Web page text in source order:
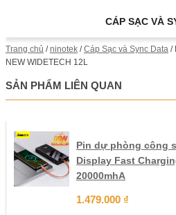
CÁP SẠC VÀ
Trang chủ /ninotek /Cáp Sạc và Sync Data /
NEW WIDETECH 12L
SẢN PHẨM LIÊN QUAN
Pin dự phòng công
Display Fast
20000mhA
1.479.000 ₫